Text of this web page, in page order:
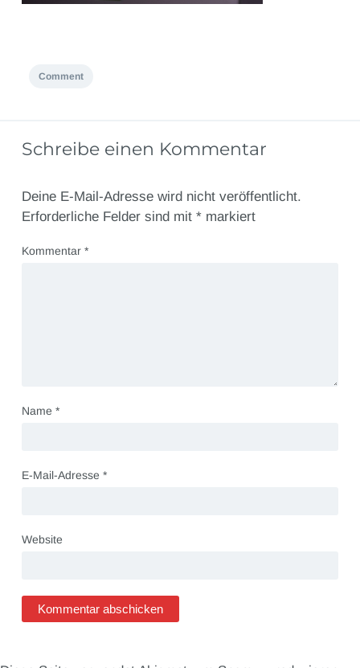
Comment
Schreibe einen Kommentar
Deine E-Mail-Adresse wird nicht veröffentlicht.
Erforderliche Felder sind mit *markiert
Kommentar *
Name *
E-Mail-Adresse *
Website